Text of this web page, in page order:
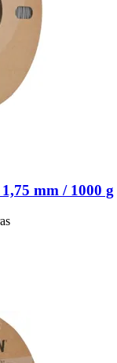
mm / 1000 g